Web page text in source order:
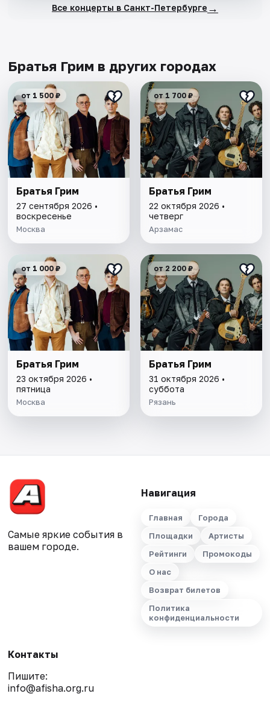
Все концерты в Санкт-Петербурге →
Братья Грим в других городах
от 1 500 ₽
Братья Грим
27 сентября 2026 •
воскресенье
Москва
от 1 700 ₽
Братья Грим
22 октября 2026 •
четверг
Арзамас
от 1 000 ₽
Братья Грим
23 октября 2026 •
пятница
Москва
от 2 200 ₽
Братья Грим
31 октября 2026 •
суббота
Рязань
Самые яркие события в
вашем городе.
Навигация
Главная
Города
Площадки
Артисты
Рейтинги
Промокоды
О нас
Возврат билетов
Политика
конфиденциальности
Контакты
Пишите:
info@afisha.org.ru